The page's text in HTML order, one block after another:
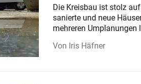
Die Kreisbau ist stolz
sanierte und neue
mehreren Umplanungen
Iris Häfner